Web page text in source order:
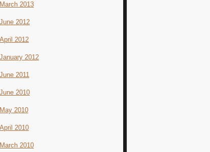
March 2013
June 2012
April 2012
January 2012
June 2011
June 2010
May 2010
April 2010
March 2010